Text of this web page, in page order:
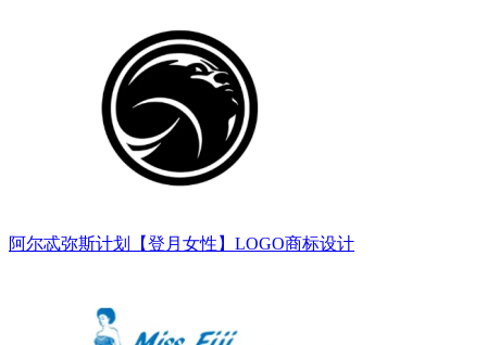
阿尔忒弥斯计划【登月女性】LOGO商标设计